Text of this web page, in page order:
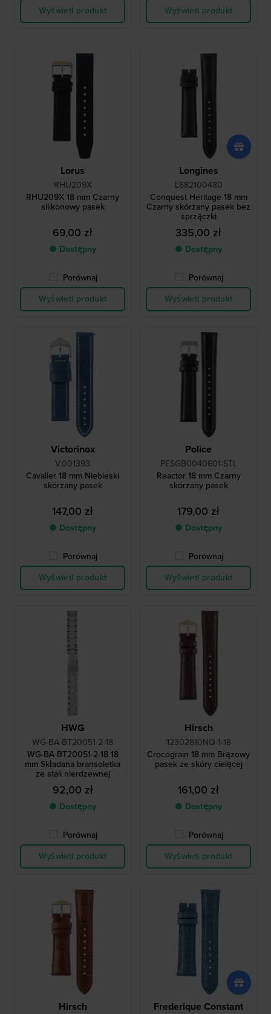
Wyświetl produkt Wyświetl produkt
Lorus
RHU209X
RHU209X 18 mm Czarny
silikonowy pasek
69,00 zł
● Dostępny
Porównaj
Wyświetl produkt
Longines
L682100480
Conquest Héritage 18 mm
Czarny skórzany pasek bez
sprzączki
335,00 zł
● Dostępny
Porównaj
Wyświetl produkt
Victorinox
V.001393
Cavalier 18 mm Niebieski
skórzany pasek
147,00 zł
● Dostępny
Porównaj
Wyświetl produkt
Police
PESGB0040601-STL
Reactor 18 mm Czarny
skórzany pasek
179,00 zł
● Dostępny
Porównaj
Wyświetl produkt
HWG
WG-BA-BT20051-2-18
WG-BA-BT20051-2-18 18
mm Składana bransoletka
ze stali nierdzewnej
92,00 zł
● Dostępny
Porównaj
Wyświetl produkt
Hirsch
12302810NQ-1-18
Crocograin 18 mm Brązowy
pasek ze skóry cielęcej
161,00 zł
● Dostępny
Porównaj
Wyświetl produkt
Hirsch Frederique Constant